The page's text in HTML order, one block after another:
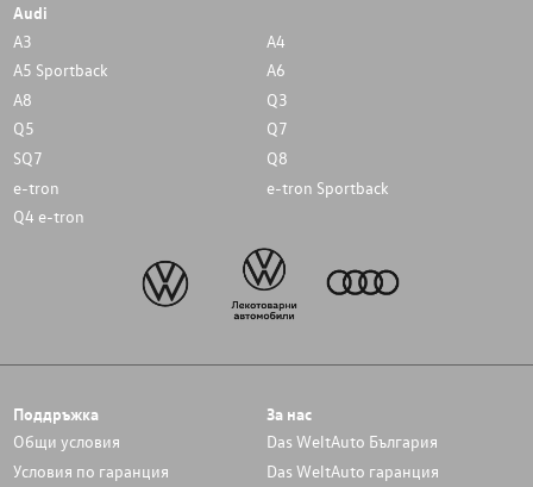
Audi
A3
A4
A5 Sportback
A6
A8
Q3
Q5
Q7
SQ7
Q8
e-tron
e-tron Sportback
Q4 e-tron
Поддръжка
Общи условия
Условия по гаранция
За нас
Das WeltAuto България
Das WeltAuto гаранция